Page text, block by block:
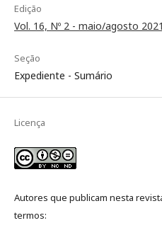
Edição
Vol. 16, Nº 2 - maio/agosto 2021
Seção
Expediente - Sumário
Licença
Autores que publicam nesta
termos: